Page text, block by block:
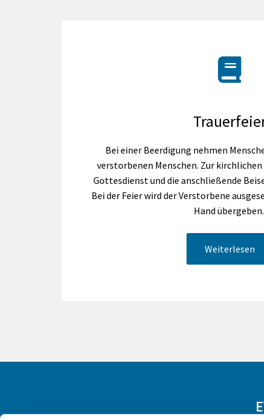
Bei einer Beerdigung nehmen
verstorbenen Menschen. Zur
Gottesdienst und die anschließende
Bei der Feier wird der Verstorbene
Hand übergeben.
Weiterlesen